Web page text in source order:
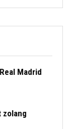
Madrid
zolang